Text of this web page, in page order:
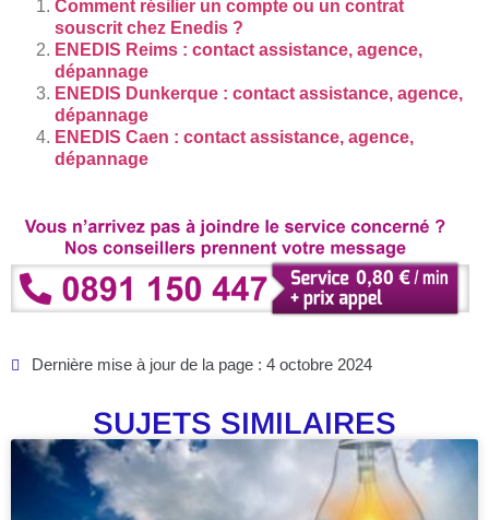
Comment résilier un compte ou un contrat
souscrit chez Enedis ?
ENEDIS Reims : contact assistance, agence,
dépannage
ENEDIS Dunkerque : contact assistance, agence,
dépannage
ENEDIS Caen : contact assistance, agence,
dépannage
Dernière mise à jour de la page : 4 octobre 2024
SUJETS SIMILAIRES